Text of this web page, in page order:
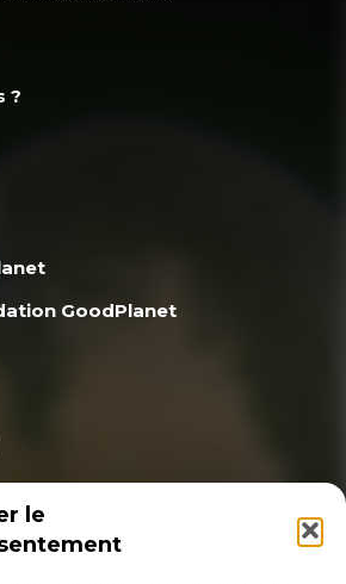
le
?
GoodPlanet